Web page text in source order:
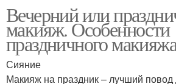
Вечерний или
макияж. Особенности
праздничного макияжа
Сияние
Макияж на праздник – лучший повод